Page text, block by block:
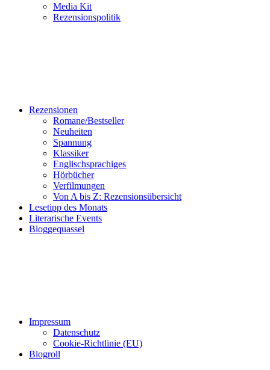
Media Kit
Rezensionspolitik
Rezensionen
Romane/Bestseller
Neuheiten
Spannung
Klassiker
Englischsprachiges
Hörbücher
Verfilmungen
Von A bis Z: Rezensionsübersicht
Lesetipp des Monats
Literarische Events
Bloggequassel
Impressum
Datenschutz
Cookie-Richtlinie (EU)
Blogroll